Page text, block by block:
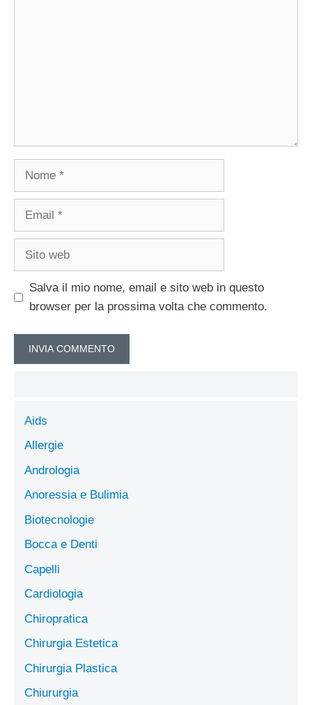
Nome
Email
Sito
Salva il mio nome, email e sito web in questo
browser per la prossima volta che commento.
Aids
Allergie
Andrologia
Anoressia e Bulimia
Biotecnologie
Bocca e Denti
Capelli
Cardiologia
Chiropratica
Chirurgia Estetica
Chirurgia Plastica
Chiururgia